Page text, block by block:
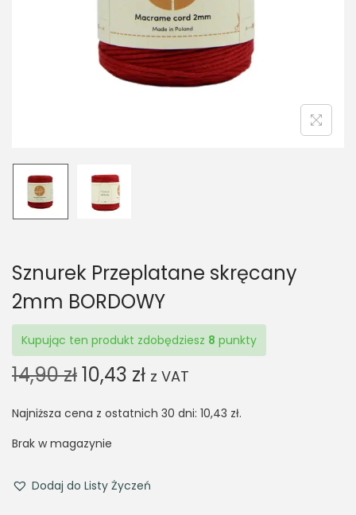
t
i
o
n
t
Sznurek Przeplatane skręcany
2mm BORDOWY
Kupując ten produkt zdobędziesz 8 punkty
14,90złO
i
g
n
10,43 złC
r
n
z VAT
Najniższa cena z ostatnich 30 dni: 10,43 zł.
Brak w magazynie
Dodaj do Listy Życzeń